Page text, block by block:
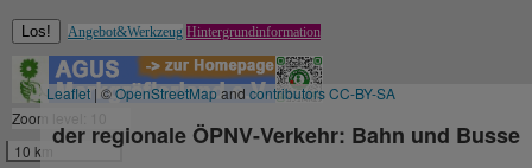
Los! Angebot&Werkzeug Hintergrundinformation
Zoom level: 10
10 km
Leaflet | ©OpenStreetMapand contributors CC-BY-SA
der regionale ÖPNV-Verkehr: Bahn und Busse